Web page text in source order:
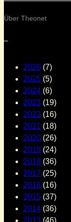
Über Theonet
–
2026 (7)
2025 (5)
2024 (6)
2023 (19)
2022 (16)
2021 (18)
2020 (26)
2019 (24)
2018 (36)
2017 (25)
2016 (16)
2015 (37)
2014 (36)